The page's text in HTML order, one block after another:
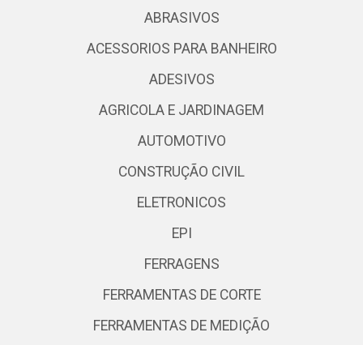
ABRASIVOS
ACESSORIOS PARA BANHEIRO
ADESIVOS
AGRICOLA E JARDINAGEM
AUTOMOTIVO
CONSTRUÇÃO CIVIL
ELETRONICOS
EPI
FERRAGENS
FERRAMENTAS DE CORTE
FERRAMENTAS DE MEDIÇÃO